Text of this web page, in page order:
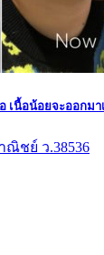
เนื้อน้อยจะออกมา
ณิชย์ ว.38536